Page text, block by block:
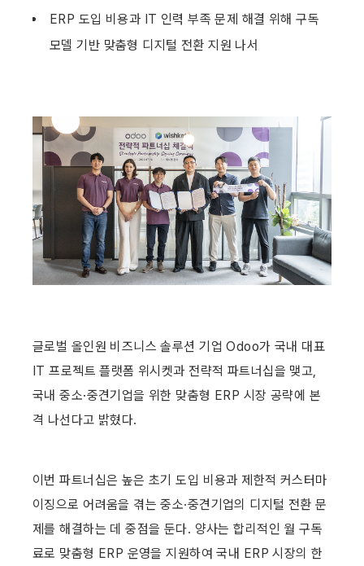
ERP 도입 비용과 IT 인력 부족 문제 해결 위해 구독
모델 기반 맞춤형 디지털 전환 지원 나서
글로벌 올인원 비즈니스 솔루션 기업 Odoo가 국내 대표
IT 프로젝트 플랫폼 위시켓과 전략적 파트너십을 맺고,
국내 중소·중견기업을 위한 맞춤형 ERP 시장 공략에 본
격 나선다고 밝혔다.
이번 파트너십은 높은 초기 도입 비용과 제한적 커스터마
이징으로 어려움을 겪는 중소·중견기업의 디지털 전환 문
제를 해결하는 데 중점을 둔다. 양사는 합리적인 월 구독
료로 맞춤형 ERP 운영을 지원하여 국내 ERP 시장의 한